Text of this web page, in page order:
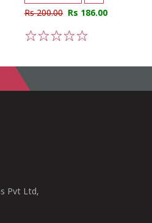
Rs 200.00 Rs 186.00
Pvt Ltd,